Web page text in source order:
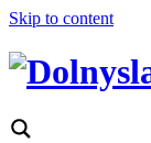
Skip to content